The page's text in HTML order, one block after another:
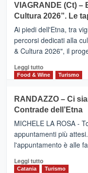
Anche
la
Alcantara
nei
primi
nella
classifica
IL
SAN
DOMENICO
PALACE
TAORMINA,
UN
HOTEL
FOUR
IL
NUOVO
SUMMER
CLUB
VIAGRANDE (Ct) –
Cultura 2026”. Le
Ai piedi dell'Etna, tra
percorsi dedicati alla
& Cultura 2026", il
Leggi tuttoLeggi
di
VIAGRANDE
(Ct)
–
Benanti
presenta
“Vino
&
Cultura
Food & Wine Turismo
RANDAZZO – Ci
Contrade dell’Etna
MICHELE LA ROSA -
appuntamenti più
l'appuntamento è alle
Leggi tuttoLeggi
di
Catania Turismo